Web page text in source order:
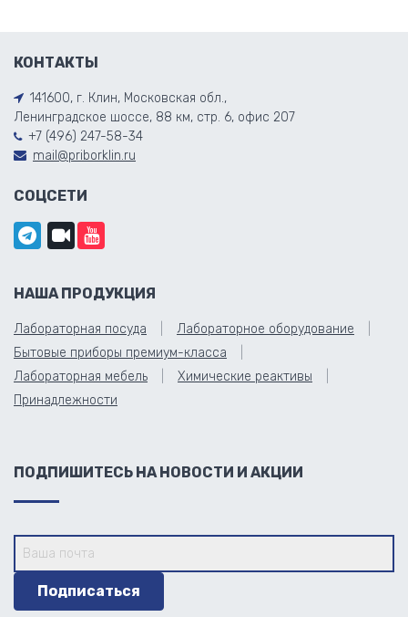
КОНТАКТЫ
141600, г. Клин, Московская обл.,
Ленинградское шоссе, 88 км, стр. 6, офис 207
+7 (496) 247-58-34
mail@priborklin.ru
СОЦСЕТИ
НАША ПРОДУКЦИЯ
Лабораторная посуда
Лабораторное оборудование
Бытовые приборы премиум-класса
Лабораторная мебель
Химические реактивы
Принадлежности
ПОДПИШИТЕСЬ НА НОВОСТИ И АКЦИИ